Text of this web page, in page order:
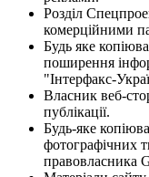
Розділ
комерційними
Будь яке
поширення
"Інтерфакс-
Власник веб-
публікації.
Будь-яке
фотографічних
правовласника